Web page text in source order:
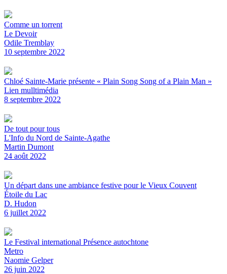
Comme un torrent
Le Devoir
Odile Tremblay
10 septembre 2022
Chloé Sainte-Marie présente « Plain Song Song of a Plain Man »
Lien mulltimédia
8 septembre 2022
De tout pour tous
L'Info du Nord de Sainte-Agathe
Martin Dumont
24 août 2022
Un départ dans une ambiance festive pour le Vieux Couvent
Étoile du Lac
D. Hudon
6 juillet 2022
Le Festival international Présence autochtone
Metro
Naomie Gelper
26 juin 2022